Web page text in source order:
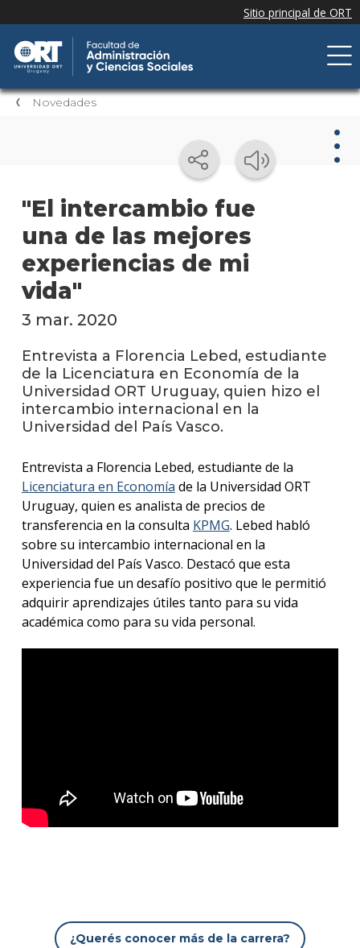
Novedades
"El intercambio fue
una de las mejores
experiencias de mi
vida"
3 mar. 2020
Entrevista a Florencia Lebed, estudiante
de la Licenciatura en Economía de la
Universidad ORT Uruguay, quien hizo el
intercambio internacional en la
Universidad del País Vasco.
Entrevista a Florencia Lebed, estudiante de la
Licenciatura en Economía de la Universidad ORT
Uruguay, quien es analista de precios de
transferencia en la consulta KPMG. Lebed habló
sobre su intercambio internacional en la
Universidad del País Vasco. Destacó que esta
experiencia fue un desafío positivo que le permitió
adquirir aprendizajes útiles tanto para su vida
académica como para su vida personal.
¿Querés conocer más de la carrera?